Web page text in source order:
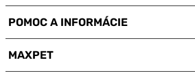
POMOC A INFORMÁCIE
MAXPET